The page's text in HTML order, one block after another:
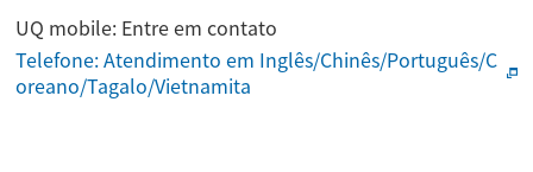
UQ mobile: Entre em contato
Telefone: Atendimento em Inglês/Chinês/Português/C
oreano/Tagalo/Vietnamita